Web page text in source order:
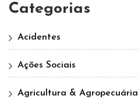
Categorias
Acidentes
Ações Sociais
Agricultura & Agropecuária